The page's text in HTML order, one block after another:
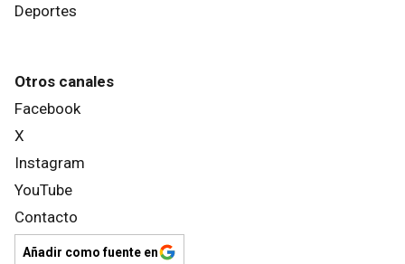
Deportes
Otros canales
Facebook
X
Instagram
YouTube
Contacto
Añadir como fuente en